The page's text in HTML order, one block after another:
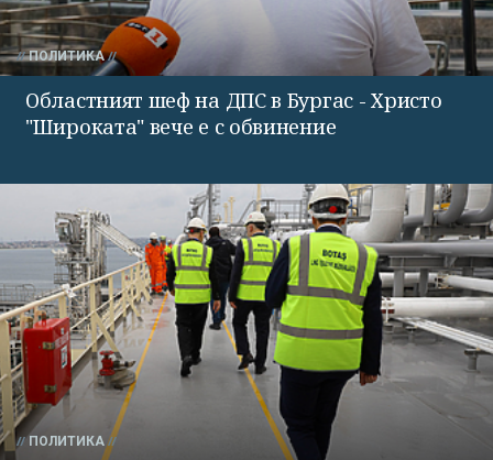
ПОЛИТИКА
Областният шеф на ДПС в Бургас - Христо
"Широката" вече е с обвинение
ПОЛИТИКА